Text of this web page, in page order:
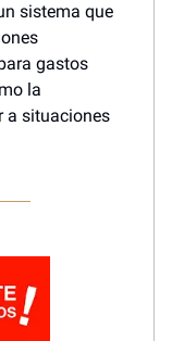
sistema que
gastos
la
a situaciones